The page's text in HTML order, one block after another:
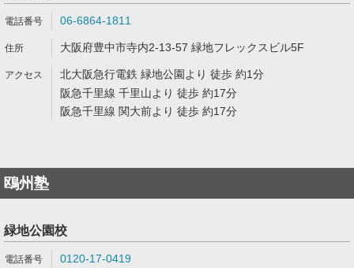
06-6864-1811
大阪府豊中市寺内2-13-57 緑地フレックスビル5F
北大阪急行電鉄 緑地公園より 徒歩 約1分
阪急千里線 千里山より 徒歩 約17分
阪急千里線 関大前より 徒歩 約17分
鴎州塾
緑地公園校
0120-17-0419